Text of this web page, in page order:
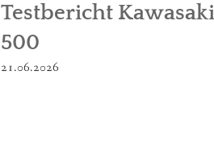
Testbericht
500
21.06.2026